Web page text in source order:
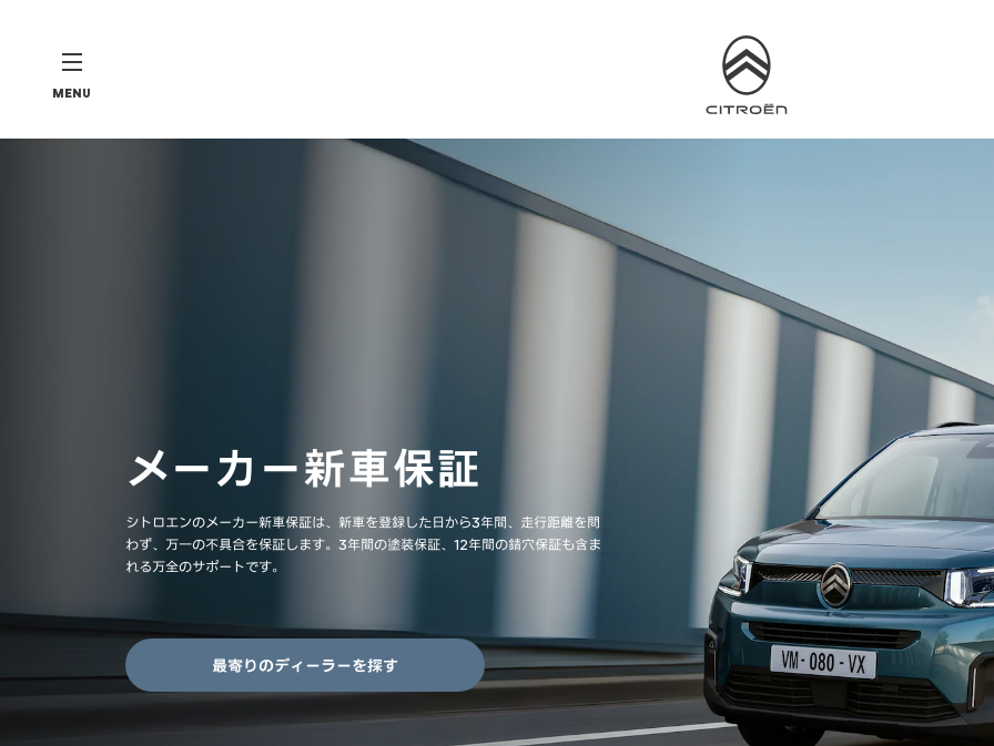
MENU
メーカー新車保証
シトロエンのメーカー新車保証は、新車を登録した日から3年間、走行距離を問
わず、万一の不具合を保証します。3年間の塗装保証、12年間の錆穴保証も含ま
れる万全のサポートです。
最寄りのディーラーを探す